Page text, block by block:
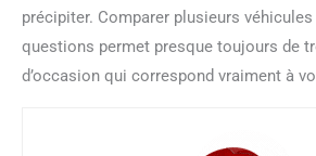
précipiter. Comparer plusieurs
questions permet presque toujours de
d’occasion qui correspond vraiment à